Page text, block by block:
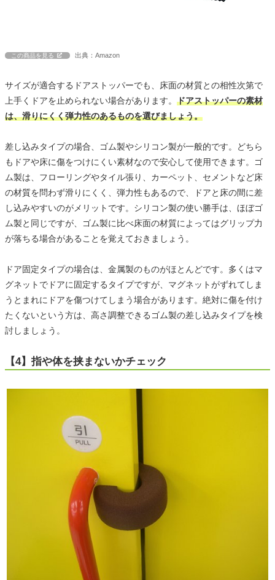
この商品を見る 出典：Amazon
サイズが適合するドアストッパーでも、床面の材質との相性次第で
上手くドアを止められない場合があります。 ドアストッパーの素材
は、滑りにくく弾力性のあるものを選びましょう。
差し込みタイプの場合、ゴム製やシリコン製が一般的です。どちら
もドアや床に傷をつけにくい素材なので安心して使用できます。ゴ
ム製は、フローリングやタイル張り、カーペット、セメントなど床
の材質を問わず滑りにくく、弾力性もあるので、ドアと床の間に差
し込みやすいのがメリットです。シリコン製の使い勝手は、ほぼゴ
ム製と同じですが、ゴム製に比べ床面の材質によってはグリップ力
が落ちる場合があることを覚えておきましょう。
ドア固定タイプの場合は、金属製のものがほとんどです。多くはマ
グネットでドアに固定するタイプですが、マグネットがずれてしま
うとまれにドアを傷つけてしまう場合があります。絶対に傷を付け
たくないという方は、高さ調整できるゴム製の差し込みタイプを検
討しましょう。
【4】指や体を挟まないかチェック